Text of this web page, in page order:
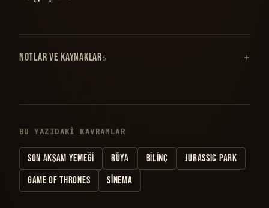
NOTLAR VE KAYNAKLAR6
BU YAZIDAKI KAVRAMLAR
SON AKŞAM YEMEĞI RÜYA BILINÇ
JURASSIC PARK
GAME OF THRONES
SINEMA